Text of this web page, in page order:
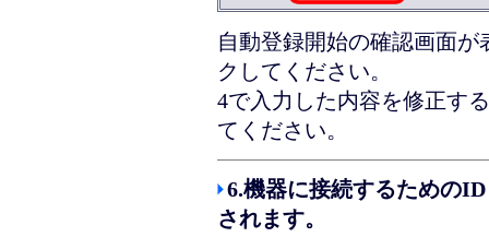
自動登録開始の確認画面
クしてください。
4で入力した内容を修正す
てください。
6.機器に接続するための
されます。